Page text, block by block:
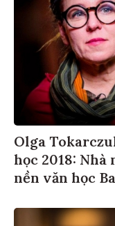
Olga
học 2018:
nền văn học